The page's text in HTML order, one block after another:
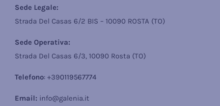
Sede Legale:
Strada Del Casas 6/2 BIS – 10090 ROSTA (TO)
Sede Operativa:
Strada Del Casas 6/3, 10090 Rosta (TO)
Telefono: +390119567774
Email: info@galenia.it